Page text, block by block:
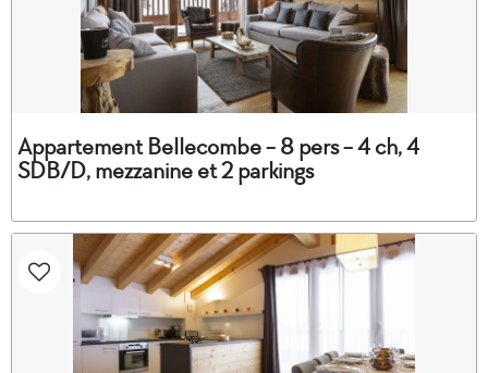
Appartement Bellecombe - 8 pers - 4 ch, 4
SDB/D, mezzanine et 2 parkings